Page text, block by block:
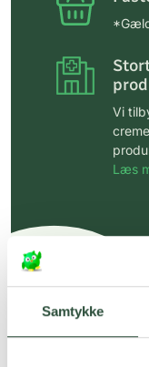
Samtykke
Vi
Læs